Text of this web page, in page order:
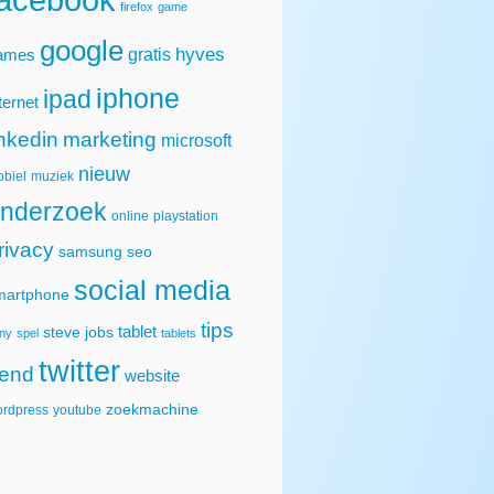
firefox game
google gratis hyves
ipad iphone
marketing microsoft
muziek nieuw
online playstation
samsung seo
social media
spel steve jobs tablet tablets tips
twitter website
youtube zoekmachine